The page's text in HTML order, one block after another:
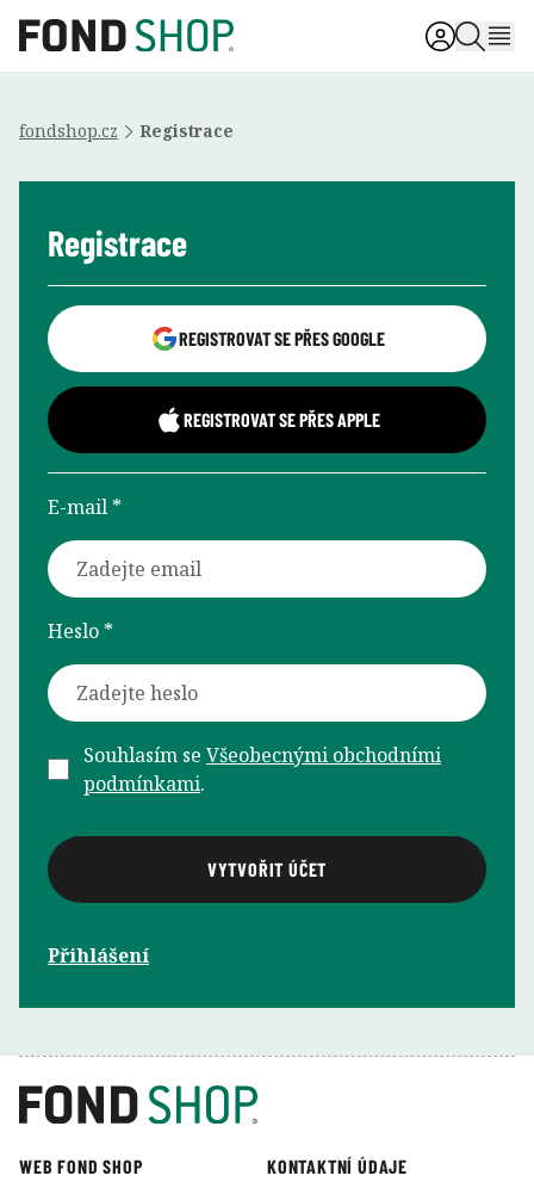
fondshop.cz Registrace
Registrace
REGISTROVAT SE PŘES GOOGLE
REGISTROVAT SE PŘES APPLE
E-mail *
Heslo *
Souhlasím se Všeobecnými obchodními
podmínkami.
Přihlášení
WEB FOND SHOP KONTAKTNÍ ÚDAJE